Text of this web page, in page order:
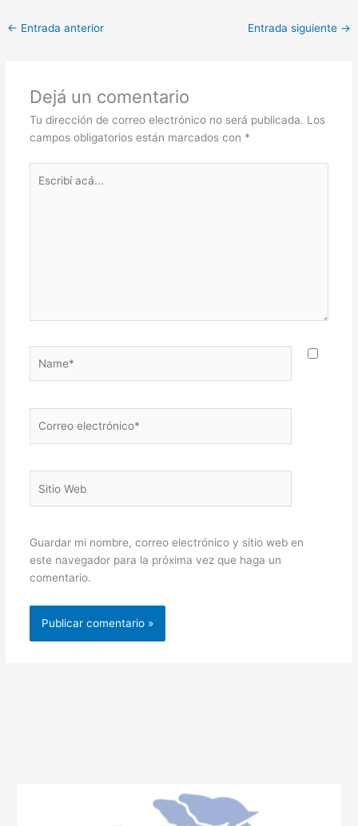
at
s
p
p
c
e
o
o
k
← Entrada anterior Entrada siguiente →
Dejá un comentario
Tu dirección de correo electrónico no será publicada. Los
campos obligatorios están marcados con *
acá...
electrónico*
Web
Guardar mi nombre, correo electrónico y sitio web en
este navegador para la próxima vez que haga un
comentario.